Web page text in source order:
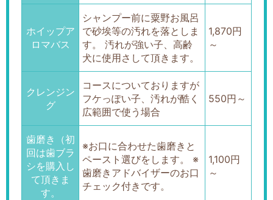
ホイップア
ロマバス
シャンプー前に粟野お風呂
で砂埃等の汚れを落としま
す。 汚れが強い子、高齢
犬に使用さして頂きます。
1,870円
～
クレンジン
グ
コースについておりますが
フケっぽい子、汚れが酷く
広範囲で使う場合
550円～
歯磨き（初
回は歯ブラ
シを購入し
て頂きま
す。
※お口に合わせた歯磨きと
ペースト選びをします。 ※
歯磨きアドバイザーのお口
チェック付きです。
1,100円
～